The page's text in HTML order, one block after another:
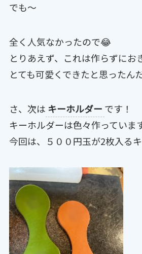
でも〜
全く人気なかったので😂
とりあえず、これは作らずにお
とても可愛くできたと思ったん
さ、次は キーホルダー です！
キーホルダーは色々作っていま
今回は、５００円玉が2枚入るキ